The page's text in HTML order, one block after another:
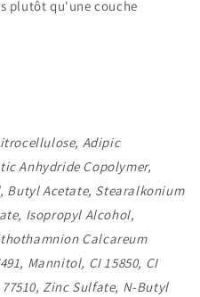
plutôt qu'une couche
Adipic
Anhydride Copolymer,
Butyl Acetate, Stearalkonium
Isopropyl Alcohol,
Calcareum
Mannitol, CI 15850, CI
Zinc Sulfate, N-Butyl